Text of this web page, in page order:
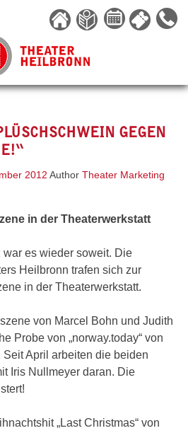
GEGEN
2012 Author Theater Marketing
in der Theaterwerkstatt
es wieder soweit. Die
Heilbronn trafen sich zur
in der Theaterwerkstatt.
von Marcel Bohn und Judith
Probe von „norway.today“ von
Seit April arbeiten die beiden
Iris Nullmeyer daran. Die
„Last Christmas“ von